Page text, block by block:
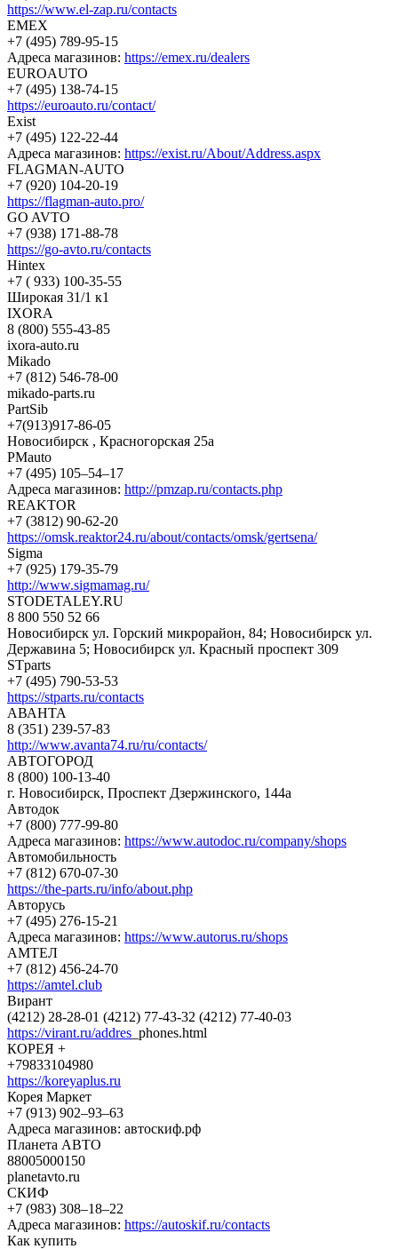
https://www.el-zap.ru/contacts
EMEX
+7 (495) 789-95-15
Адреса магазинов: https://emex.ru/dealers
EUROAUTO
+7 (495) 138-74-15
https://euroauto.ru/contact/
Exist
+7 (495) 122-22-44
Адреса магазинов: https://exist.ru/About/Address.aspx
FLAGMAN-AUTO
+7 (920) 104-20-19
https://flagman-auto.pro/
GO AVTO
+7 (938) 171-88-78
https://go-avto.ru/contacts
Hintex
+7 ( 933) 100-35-55
Широкая 31/1 к1
IXORA
8 (800) 555-43-85
ixora-auto.ru
Mikado
+7 (812) 546-78-00
mikado-parts.ru
PartSib
+7(913)917-86-05
Новосибирск , Красногорская 25а
PMauto
+7 (495) 105‒54‒17
Адреса магазинов: http://pmzap.ru/contacts.php
REAKTOR
+7 (3812) 90-62-20
https://omsk.reaktor24.ru/about/contacts/omsk/gertsena/
Sigma
+7 (925) 179-35-79
http://www.sigmamag.ru/
STODETALEY.RU
8 800 550 52 66
Новосибирск ул. Горский микрорайон, 84; Новосибирск ул.
Державина 5; Новосибирск ул. Красный проспект 309
STparts
+7 (495) 790-53-53
https://stparts.ru/contacts
АВАНТА
8 (351) 239-57-83
http://www.avanta74.ru/ru/contacts/
АВТОГОРОД
8 (800) 100-13-40
г. Новосибирск, Проспект Дзержинского, 144а
Автодок
+7 (800) 777-99-80
Адреса магазинов: https://www.autodoc.ru/company/shops
Автомобильность
+7 (812) 670-07-30
https://the-parts.ru/info/about.php
Авторусь
+7 (495) 276-15-21
Адреса магазинов: https://www.autorus.ru/shops
АМТЕЛ
+7 (812) 456-24-70
https://amtel.club
Вирант
(4212) 28-28-01 (4212) 77-43-32 (4212) 77-40-03
https://virant.ru/addres _phones.html
КОРЕЯ +
+79833104980
https://koreyaplus.ru
Корея Маркет
+7 (913) 902‒93‒63
Адреса магазинов: автоскиф.рф
Планета АВТО
88005000150
planetavto.ru
СКИФ
+7 (983) 308‒18‒22
Адреса магазинов: https://autoskif.ru/contacts
Как купить